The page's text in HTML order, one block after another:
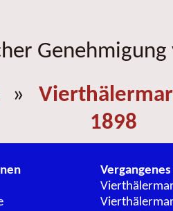
»
1898
Vergangenes